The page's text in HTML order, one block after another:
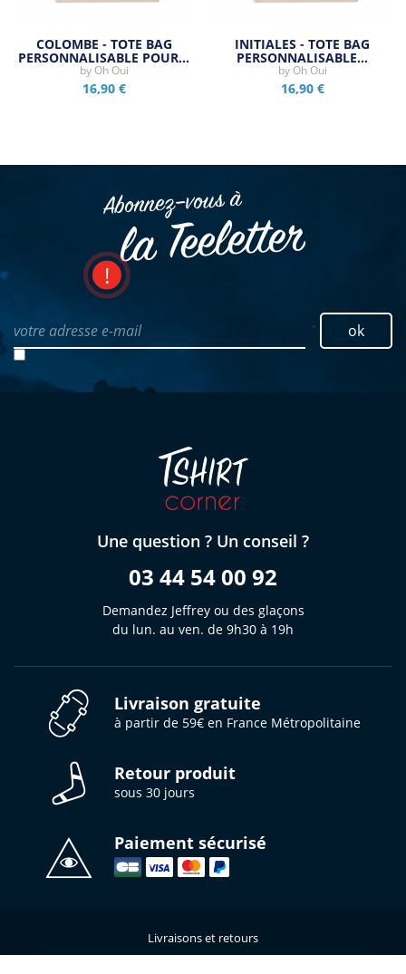
COLOMBE - TOTE BAG
PERSONNALISABLE POUR…
by Oh Oui
16,90 €
INITIALES - TOTE BAG
PERSONNALISABLE…
by Oh Oui
16,90 €
Abonnez–vous à
la Teeletter
votre adresse e-mail ok
Une question ? Un conseil ?
03 44 54 00 92
Demandez Jeffrey ou des glaçons
du lun. au ven. de 9h30 à 19h
Livraison gratuite
à partir de 59€ en France Métropolitaine
Retour produit
sous 30 jours
Paiement sécurisé
Livraisons et retours